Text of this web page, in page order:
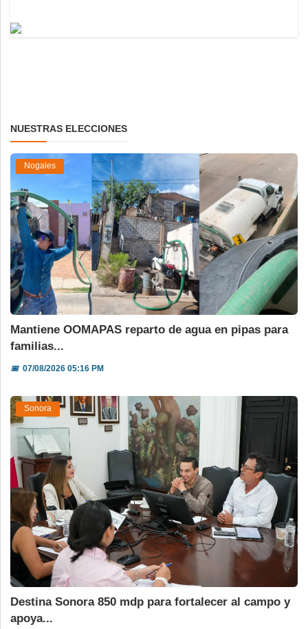
NUESTRAS ELECCIONES
Nogales
Mantiene OOMAPAS reparto de agua en pipas para
familias...
📅07/08/2026 05:16 PM
Sonora
Destina Sonora 850 mdp para fortalecer al campo y
apoya...